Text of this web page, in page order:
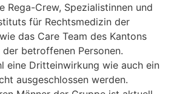
Rega-Crew, Spezialistinnen und
für Rechtsmedizin der
das Care Team des Kantons
betroffenen Personen.
eine Dritteinwirkung wie auch ein
ausgeschlossen werden.